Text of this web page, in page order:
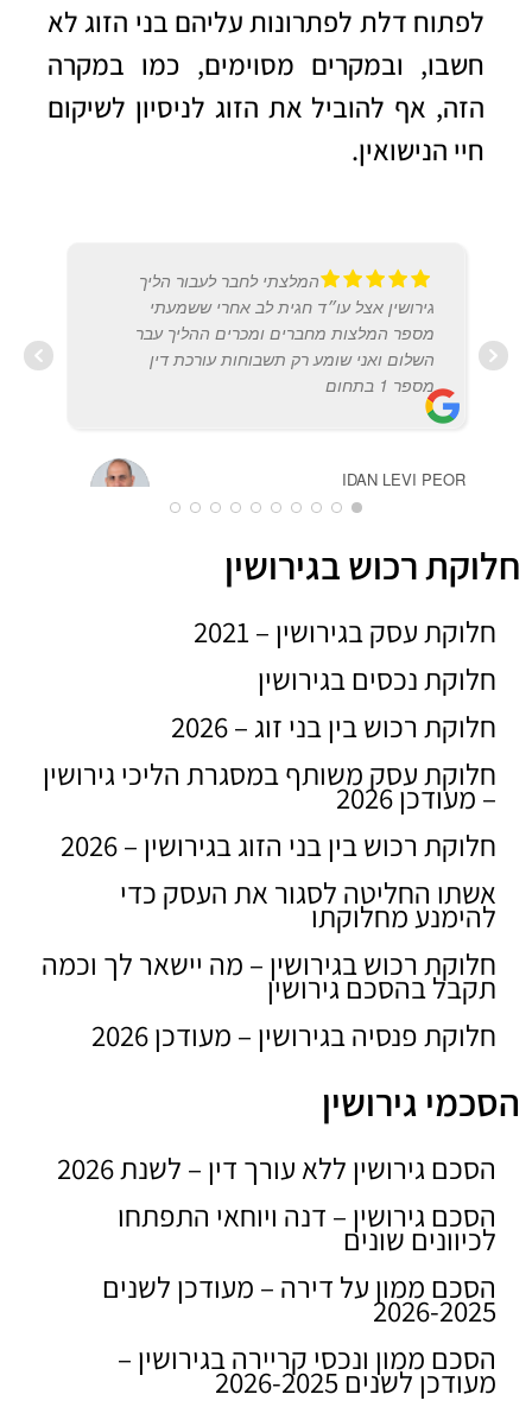
לפתוח דלת לפתרונות עליהם בני הזוג לא
חשבו, ובמקרים מסוימים, כמו במקרה
הזה, אף להוביל את הזוג לניסיון לשיקום
חיי הנישואין.
המלצתי לחבר לעבור הליך
גירושין אצל עו״ד חגית לב אחרי ששמעתי
מספר המלצות מחברים ומכרים ההליך עבר
השלום ואני שומע רק תשבוחות עורכת דין
מספר 1 בתחום
IDAN LEVI PEOR
חלוקת רכוש בגירושין
חלוקת עסק בגירושין – 2021
חלוקת נכסים בגירושין
חלוקת רכוש בין בני זוג – 2026
חלוקת עסק משותף במסגרת הליכי גירושין
– מעודכן 2026
חלוקת רכוש בין בני הזוג בגירושין – 2026
אשתו החליטה לסגור את העסק כדי
להימנע מחלוקתו
חלוקת רכוש בגירושין – מה יישאר לך וכמה
תקבל בהסכם גירושין
חלוקת פנסיה בגירושין – מעודכן 2026
הסכמי גירושין
הסכם גירושין ללא עורך דין – לשנת 2026
הסכם גירושין – דנה ויוחאי התפתחו
לכיוונים שונים
הסכם ממון על דירה – מעודכן לשנים
2026-2025
הסכם ממון ונכסי קריירה בגירושין –
מעודכן לשנים 2026-2025